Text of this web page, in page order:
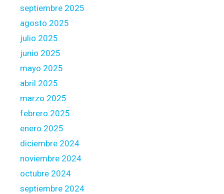
a
r
i
a
g
e
septiembre 2025
agosto 2025
julio 2025
junio 2025
mayo 2025
abril 2025
marzo 2025
febrero 2025
enero 2025
diciembre 2024
noviembre 2024
octubre 2024
septiembre 2024